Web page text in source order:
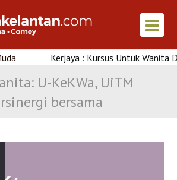
Kerjaya : Kursus Untuk Wanita Di
U-KeKWa, UiTM
bersama